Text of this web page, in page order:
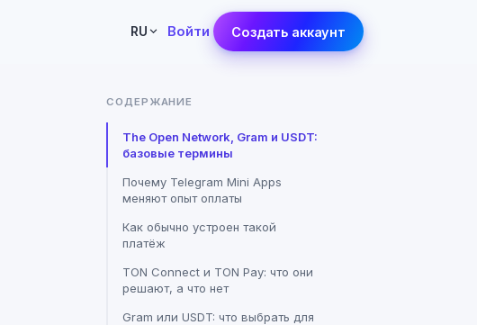
RU Войти Создать аккаунт
СОДЕРЖАНИЕ
The Open Network, Gram и USDT:
базовые термины
Почему Telegram Mini Apps
меняют опыт оплаты
Как обычно устроен такой
платёж
TON Connect и TON Pay: что они
решают, а что нет
Gram или USDT: что выбрать для